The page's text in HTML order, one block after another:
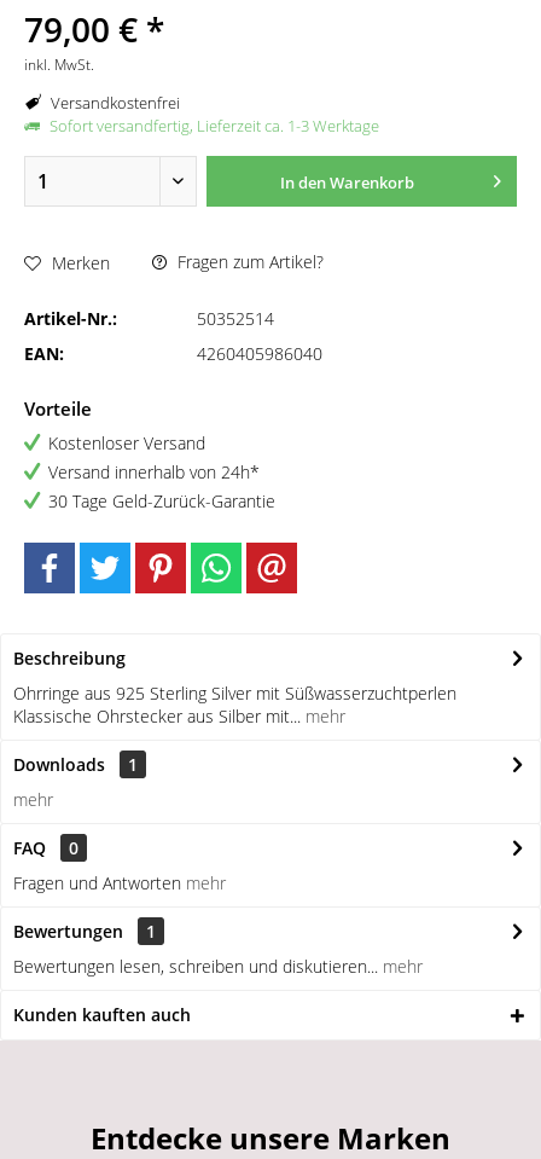
79,00 € *
inkl. MwSt.
Versandkostenfrei
Sofort versandfertig, Lieferzeit ca. 1-3 Werktage
In denWarenkorb
Merken Fragen zum Artikel?
Artikel-Nr.:
50352514
EAN:
4260405986040
Vorteile
Kostenloser Versand
Versand innerhalb von 24h*
30 Tage Geld-Zurück-Garantie
Beschreibung
Ohrringe aus 925 Sterling Silver mit Süßwasserzuchtperlen
Klassische Ohrstecker aus Silber mit... mehr
Downloads
1
mehr
FAQ
0
Fragen und Antworten mehr
Bewertungen
1
Bewertungen lesen, schreiben und diskutieren... mehr
Kunden kauften auch
Entdecke unsere Marken